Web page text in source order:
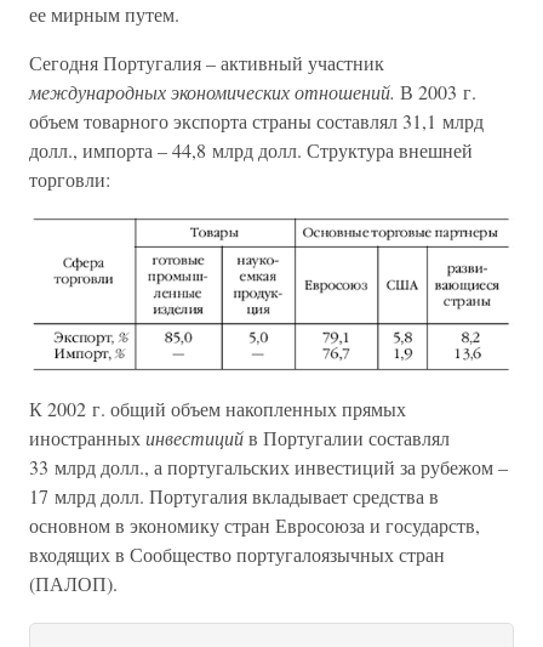
ее мирным путем.
Сегодня Португалия – активный участник
международных экономических отношений. В 2003 г.
объем товарного экспорта страны составлял 31,1 млрд
долл., импорта – 44,8 млрд долл. Структура внешней
торговли:
К 2002 г. общий объем накопленных прямых
иностранныхинвестицийв Португалии составлял
33 млрд долл., а португальских инвестиций за рубежом –
17 млрд долл. Португалия вкладывает средства в
основном в экономику стран Евросоюза и государств,
входящих в Сообщество португалоязычных стран
(ПАЛОП).